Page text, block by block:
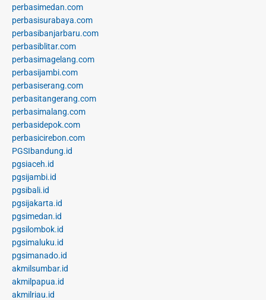
perbasimedan.com
perbasisurabaya.com
perbasibanjarbaru.com
perbasiblitar.com
perbasimagelang.com
perbasijambi.com
perbasiserang.com
perbasitangerang.com
perbasimalang.com
perbasidepok.com
perbasicirebon.com
PGSIbandung.id
pgsiaceh.id
pgsijambi.id
pgsibali.id
pgsijakarta.id
pgsimedan.id
pgsilombok.id
pgsimaluku.id
pgsimanado.id
akmilsumbar.id
akmilpapua.id
akmilriau.id